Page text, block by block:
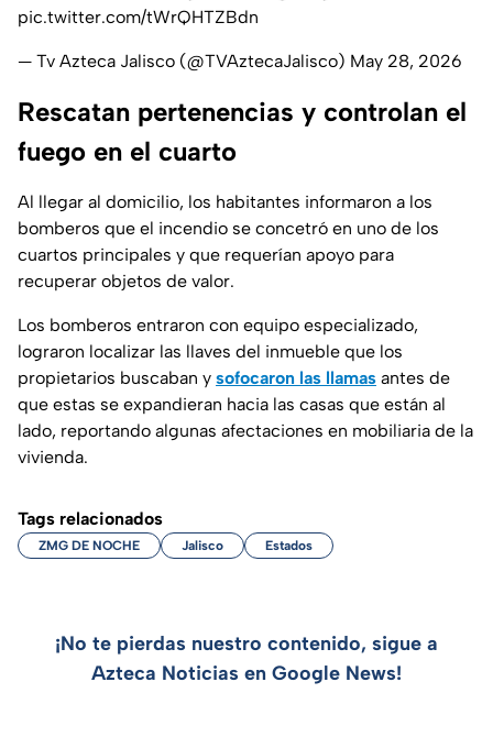
pic.twitter.com/tWrQHTZBdn
— Tv Azteca Jalisco (@TVAztecaJalisco) May 28, 2026
Rescatan pertenencias y controlan el
fuego en el cuarto
Al llegar al domicilio, los habitantes informaron a los
bomberos que el incendio se concetró en uno de los
cuartos principales y que requerían apoyo para
recuperar objetos de valor.
Los bomberos entraron con equipo especializado,
lograron localizar las llaves del inmueble que los
propietarios buscaban y sofocaron las llamas antes de
que estas se expandieran hacia las casas que están al
lado, reportando algunas afectaciones en mobiliaria de la
vivienda.
Tags relacionados
ZMG DE NOCHE Jalisco Estados
¡No te pierdas nuestro contenido, sigue a
Azteca Noticias en Google News!